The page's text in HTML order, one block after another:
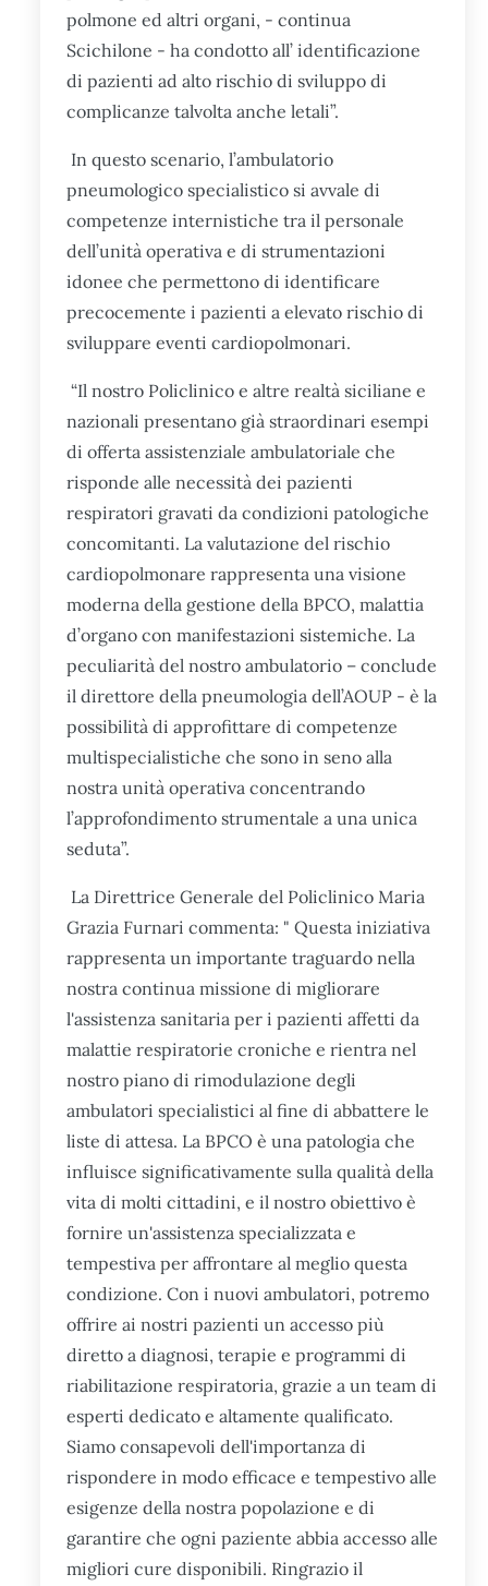
polmone ed altri organi, - continua
Scichilone - ha condotto all’ identificazione
di pazienti ad alto rischio di sviluppo di
complicanze talvolta anche letali”.
In questo scenario, l’ambulatorio
pneumologico specialistico si avvale di
competenze internistiche tra il personale
dell’unità operativa e di strumentazioni
idonee che permettono di identificare
precocemente i pazienti a elevato rischio di
sviluppare eventi cardiopolmonari.
“Il nostro Policlinico e altre realtà siciliane e
nazionali presentano già straordinari esempi
di offerta assistenziale ambulatoriale che
risponde alle necessità dei pazienti
respiratori gravati da condizioni patologiche
concomitanti. La valutazione del rischio
cardiopolmonare rappresenta una visione
moderna della gestione della BPCO, malattia
d’organo con manifestazioni sistemiche. La
peculiarità del nostro ambulatorio – conclude
il direttore della pneumologia dell’AOUP - è la
possibilità di approfittare di competenze
multispecialistiche che sono in seno alla
nostra unità operativa concentrando
l’approfondimento strumentale a una unica
seduta”.
La Direttrice Generale del Policlinico Maria
Grazia Furnari commenta: " Questa iniziativa
rappresenta un importante traguardo nella
nostra continua missione di migliorare
l'assistenza sanitaria per i pazienti affetti da
malattie respiratorie croniche e rientra nel
nostro piano di rimodulazione degli
ambulatori specialistici al fine di abbattere le
liste di attesa. La BPCO è una patologia che
influisce significativamente sulla qualità della
vita di molti cittadini, e il nostro obiettivo è
fornire un'assistenza specializzata e
tempestiva per affrontare al meglio questa
condizione. Con i nuovi ambulatori, potremo
offrire ai nostri pazienti un accesso più
diretto a diagnosi, terapie e programmi di
riabilitazione respiratoria, grazie a un team di
esperti dedicato e altamente qualificato.
Siamo consapevoli dell'importanza di
rispondere in modo efficace e tempestivo alle
esigenze della nostra popolazione e di
garantire che ogni paziente abbia accesso alle
migliori cure disponibili. Ringrazio il